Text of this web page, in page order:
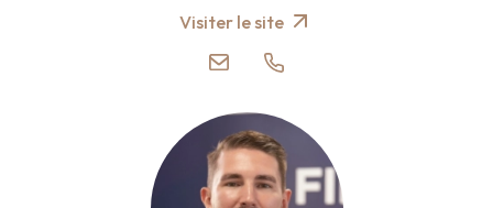
Visiter le site